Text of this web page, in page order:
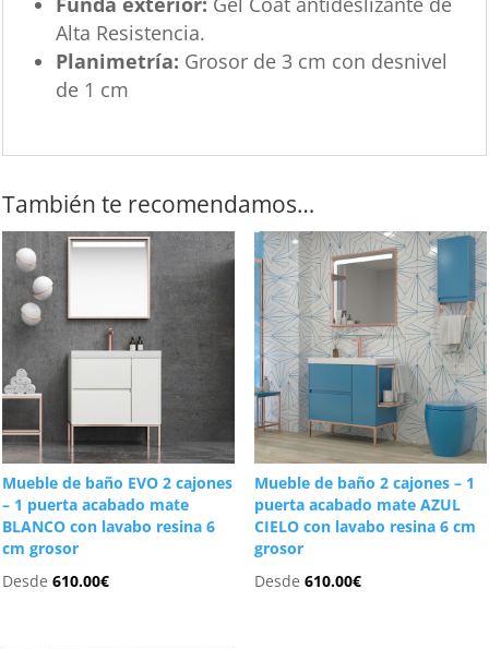
Alta Resistencia.
Planimetría: Grosor de 3 cm con desnivel
de 1 cm
También te recomendamos…
Mueble de baño EVO 2 cajones
– 1 puerta acabado mate
BLANCO con lavabo resina 6
cm grosor
Desde610.00€
Mueble de baño 2 cajones – 1
puerta acabado mate AZUL
CIELO con lavabo resina 6 cm
grosor
Desde 610.00€